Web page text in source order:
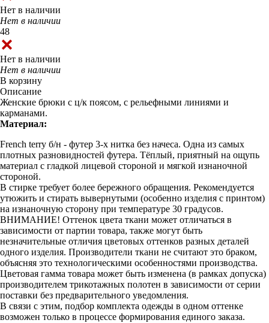
Нет в наличии
Нет в наличии
48
Нет в наличии
Нет в наличии
В корзину
Описание
Женские брюки с ц/к поясом, с рельефными линиями и
карманами.
Материал:
French terry б/н - футер 3-х нитка без начеса. Одна из самых
плотных разновидностей футера. Тёплый, приятный на ощупь
материал с гладкой лицевой стороной и мягкой изнаночной
стороной.
В стирке требует более бережного обращения. Рекомендуется
утюжить и стирать вывернутыми (особенно изделия с принтом)
на изнаночную сторону при температуре 30 градусов.
ВНИМАНИЕ! Оттенок цвета ткани может отличаться в
зависимости от партии товара, также могут быть
незначительные отличия цветовых оттенков разных деталей
одного изделия. Производители ткани не считают это браком,
объясняя это технологическими особенностями производства.
Цветовая гамма товара может быть изменена (в рамках допуска)
производителем трикотажных полотен в зависимости от серии
поставки без предварительного уведомления.
В связи с этим, подбор комплекта одежды в одном оттенке
возможен только в процессе формирования единого заказа.